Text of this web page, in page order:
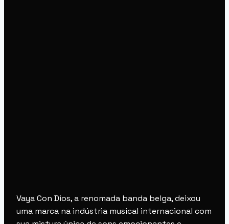
Vaya Con Dios, a renomada banda belga, deixou
uma marca na indústria musical internacional com